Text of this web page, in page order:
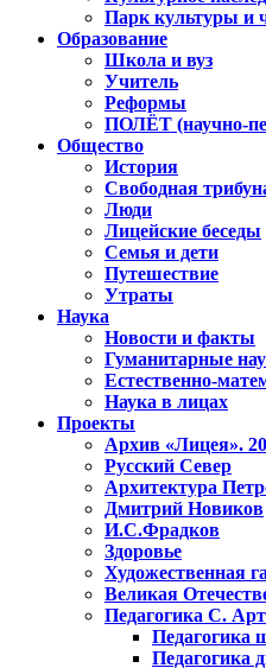
Парк культуры и
Образование
Школа и вуз
Учитель
Реформы
ПОЛЁТ (научно-
Общество
История
Свободная
Люди
Лицейские беседы
Семья и дети
Путешествие
Утраты
Наука
Новости и факты
Гуманитарные
Естественно-
Наука в лицах
Проекты
Архив «Лицея».
Русский Север
Архитектура
Дмитрий Новиков
И.С.Фрадков
Здоровье
Художественная
Великая
Педагогика С.
Педагогика
Педагогика